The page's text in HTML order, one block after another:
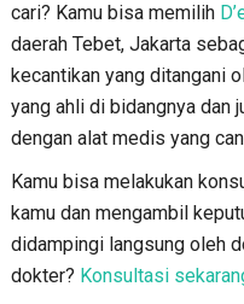
cari? Kamu bisa memilih
daerah Tebet, Jakarta
kecantikan yang ditangani
yang ahli di bidangnya dan
dengan alat medis yang
Kamu bisa melakukan
kamu dan mengambil
didampingi langsung oleh
dokter? Konsultasi